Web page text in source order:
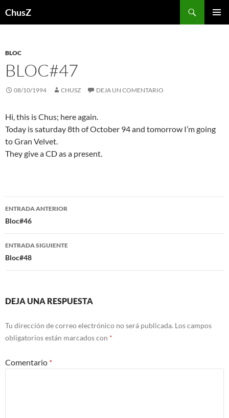
ChusZ
BLOC
BLOC#47
08/10/1994 CHUSZ DEJA UN COMENTARIO
Hi, this is Chus; here again.
Today is saturday 8th of October 94 and tomorrow I’m going
to Gran Velvet.
They give a CD as a present.
Navegación
de
entradas
ENTRADA ANTERIOR
Bloc#46
ENTRADA SIGUIENTE
Bloc#48
DEJA UNA RESPUESTA
Tu dirección de correo electrónico no será publicada. Los campos
obligatorios están marcados con *
Comentario *